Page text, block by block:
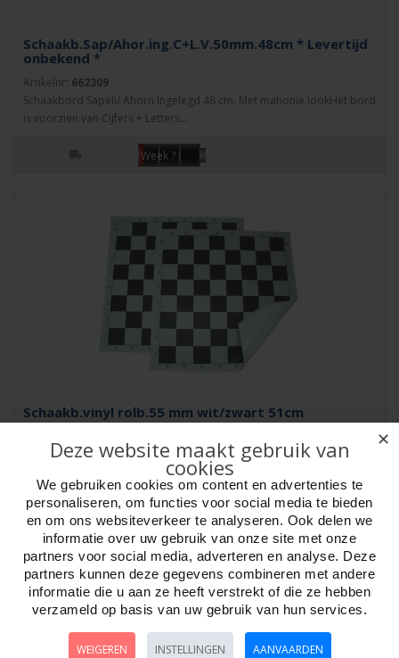
Schaakb.Sap/Ahor.ing.C+L.V.50mm.48cm * Levertijd
onbekend *
Artikelnr: 662309
Schaakbord Sapeli/ Ahorn Ingelegd 48 cm. Met mahonie lookHet bord
is voorzien van Cijfers + Letters...
Week ?
Schaakb.vinyl rolb.55 mm wit/zwart 51cm
Schaakbord vinyl. Rolbaar. Zwart / Wit. 51.5 cm met Cijfers en Letters.
Veldmaat 55 mm. Aanbevolen s..
✕
Deze website maakt gebruik van
cookies
We gebruiken cookies om content en advertenties te
personaliseren, om functies voor social media te bieden
en om ons websiteverkeer te analyseren. Ook delen we
informatie over uw gebruik van onze site met onze
partners voor social media, adverteren en analyse. Deze
partners kunnen deze gegevens combineren met andere
informatie die u aan ze heeft verstrekt of die ze hebben
verzameld op basis van uw gebruik van hun services.
WEIGEREN INSTELLINGEN AANVAARDEN